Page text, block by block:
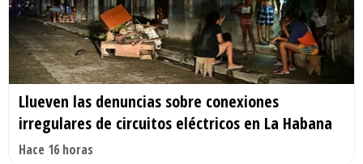
Llueven las denuncias sobre conexiones
irregulares de circuitos eléctricos en La Habana
Hace 16 horas